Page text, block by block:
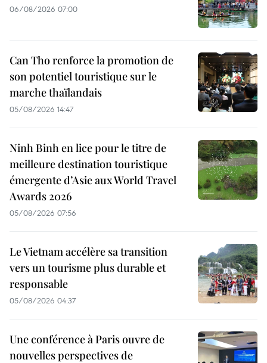
06/08/2026 07:00
Can Tho renforce la promotion de
son potentiel touristique sur le
marche thaïlandais
05/08/2026 14:47
Ninh Binh en lice pour le titre de
meilleure destination touristique
émergente d’Asie aux World Travel
Awards 2026
05/08/2026 07:56
Le Vietnam accélère sa transition
vers un tourisme plus durable et
responsable
05/08/2026 04:37
Une conférence à Paris ouvre de
nouvelles perspectives de